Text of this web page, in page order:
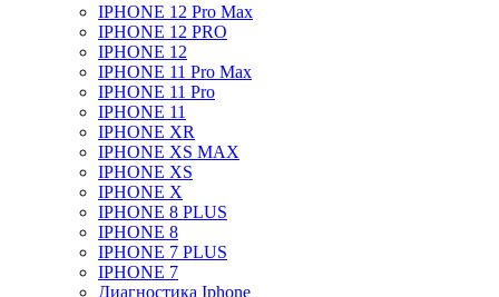
IPHONE 12 Pro Max
IPHONE 12 PRO
IPHONE 12
IPHONE 11 Pro Max
IPHONE 11 Pro
IPHONE 11
IPHONE XR
IPHONE XS MAX
IPHONE XS
IPHONE X
IPHONE 8 PLUS
IPHONE 8
IPHONE 7 PLUS
IPHONE 7
Диагностика Iphone